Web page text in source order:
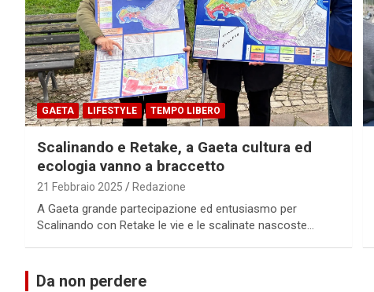
GAETA LIFESTYLE TEMPO LIBERO
Scalinando e Retake, a Gaeta cultura ed
ecologia vanno a braccetto
21 Febbraio 2025 Redazione
A Gaeta grande partecipazione ed entusiasmo per
Scalinando con Retake le vie e le scalinate nascoste…
Da non perdere